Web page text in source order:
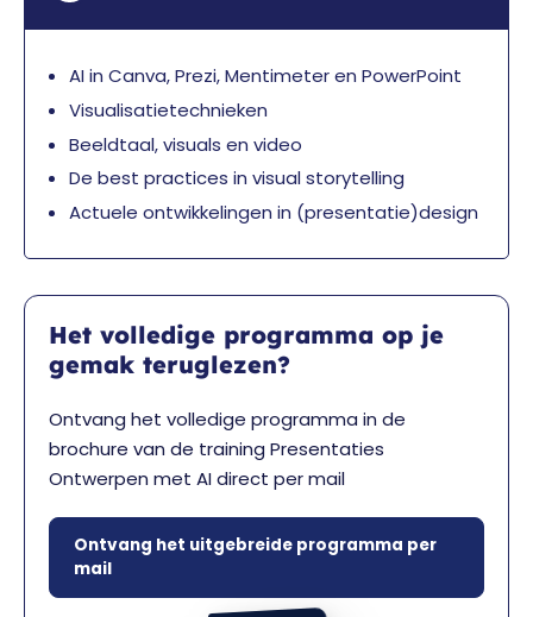
AI in Canva, Prezi, Mentimeter en PowerPoint
Visualisatietechnieken
Beeldtaal, visuals en video
De best practices in visual storytelling
Actuele ontwikkelingen in (presentatie)design
Het volledige programma op je
gemak teruglezen?
Ontvang het volledige programma in de
brochure van de training Presentaties
Ontwerpen met AI direct per mail
Ontvang het uitgebreide programma per
mail